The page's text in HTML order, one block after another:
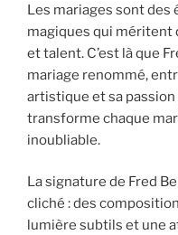
Les mariages sont
magiques qui méritent
et talent. C’est là que
mariage renommé,
artistique et sa passion
transforme chaque
inoubliable.
La signature de Fred
cliché : des
lumière subtils et une